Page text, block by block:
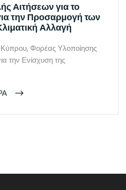
Αιτήσεων για το
την Προσαρμογή των
Αλλαγή
Κύπρου, Φορέας Υλοποίησης
την Ενίσχυση της